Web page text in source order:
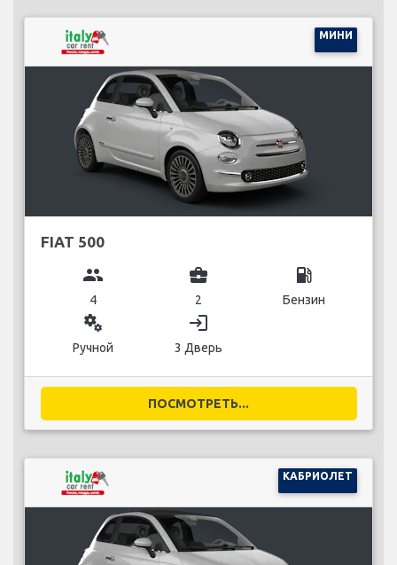
МИНИ
FIAT 500
group
4
business_center
2
local_gas_station
Бензин
miscellaneous_services
Ручной
login
3 Дверь
ПОСМОТРЕТЬ...
КАБРИОЛЕТ